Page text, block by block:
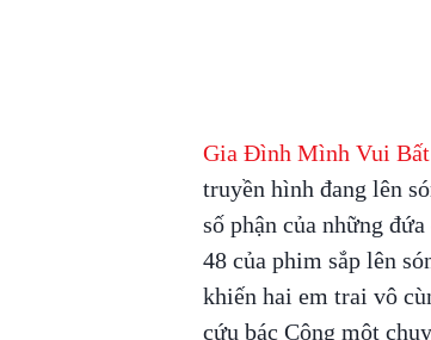
Gia Đình Mình Vui
truyền hình đang lên
số phận của những
48 của phim sắp lên
khiến hai em trai vô
cứu bác Công một